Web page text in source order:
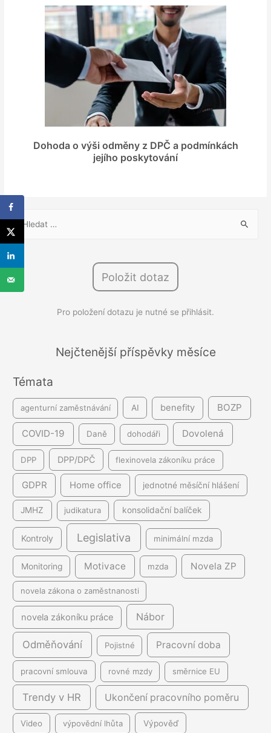
Dohoda o výši odměny z DPČ a podmínkách
jejího poskytování
y
e
í
Položit dotaz
Pro položení dotazu je nutné se přihlásit.
Nejčtenější příspěvky měsíce
Témata
agenturní zaměstnávání AI benefity BOZP
COVID-19 Daně dohodáři Dovolená
DPP DPP/DPČ flexinovela zákoníku práce
GDPR Home office jednotné měsíční hlášení
JMHZ judikatura konsolidační balíček
Kontroly Legislativa minimální mzda
Monitoring Motivace mzda Novela ZP
novela zákona o zaměstnanosti
novela zákoníku práce Nábor
Odměňování Pojistné Pracovní doba
pracovní smlouva rovné mzdy směrnice EU
Trendy v HR Ukončení pracovního poměru
Video výpovědní lhůta Výpověď